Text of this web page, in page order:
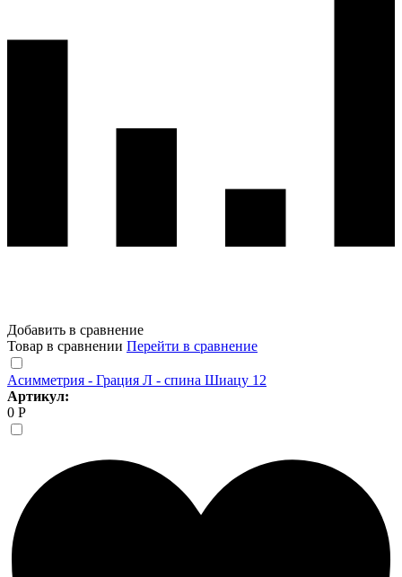
Добавить в сравнение
Товар в сравнении Перейти в сравнение
Асимметрия - Грация Л - спина Шиацу 12
Артикул:
0 Р